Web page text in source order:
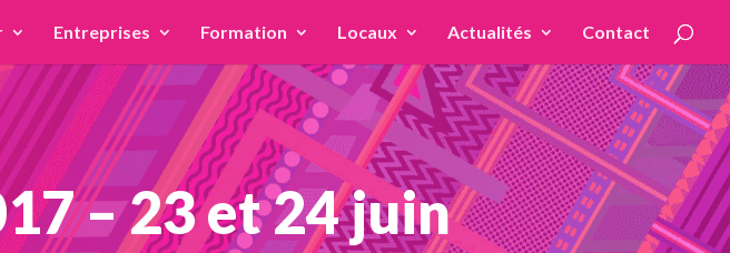
Entreprises Formation Locaux Actualités Contact
– 23 et 24 juin